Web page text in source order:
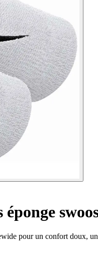
éponge
pour un confort doux,